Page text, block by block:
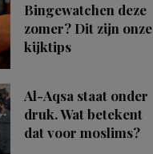
Bingewatchen deze
zomer? Dit zijn onze
kijktips
Al-Aqsa staat onder
druk. Wat betekent
dat voor moslims?